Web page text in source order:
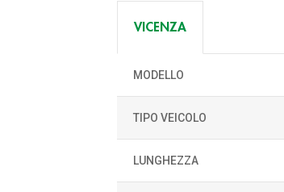
VICENZA
MODELLO
TIPO VEICOLO
LUNGHEZZA